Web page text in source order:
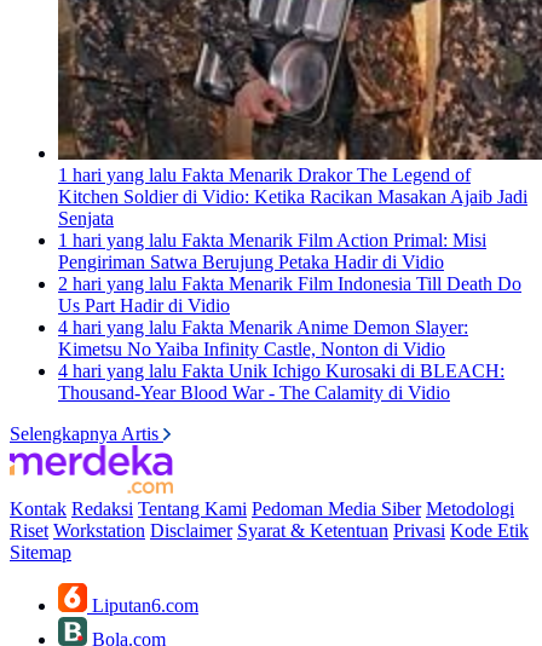
1 hari yang lalu Fakta Menarik Drakor The Legend of
Kitchen Soldier di Vidio: Ketika Racikan Masakan Ajaib Jadi
Senjata
1 hari yang lalu Fakta Menarik Film Action Primal: Misi
Pengiriman Satwa Berujung Petaka Hadir di Vidio
2 hari yang lalu Fakta Menarik Film Indonesia Till Death Do
Us Part Hadir di Vidio
4 hari yang lalu Fakta Menarik Anime Demon Slayer:
Kimetsu No Yaiba Infinity Castle, Nonton di Vidio
4 hari yang lalu Fakta Unik Ichigo Kurosaki di BLEACH:
Thousand-Year Blood War - The Calamity di Vidio
Selengkapnya Artis
Kontak Redaksi Tentang Kami Pedoman Media Siber Metodologi
Riset Workstation Disclaimer Syarat & Ketentuan Privasi Kode Etik
Sitemap
Liputan6.com
Bola.com